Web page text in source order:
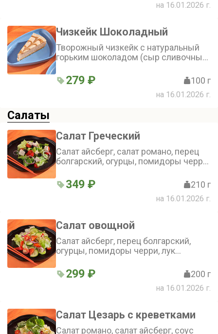
на 16.01.2026 г.
Чизкейк Шоколадный
Творожный чизкейк с натуральный
горьким шоколадом (сыр сливочный,
желатин, яйцо, шоколад)
279 ₽ 100 г
на 16.01.2026 г.
Салаты
Салат Греческий
Салат айсберг, салат романо, перец
болгарский, огурцы, помидоры черри,
лимон, масло оливковое
349 ₽ 210 г
на 16.01.2026 г.
Салат овощной
Салат айсберг, перец болгарский,
огурцы, помидоры черри, лук
299 ₽ 200 г
на 16.01.2026 г.
Салат Цезарь с креветками
Салат романо, салат айсберг, соус